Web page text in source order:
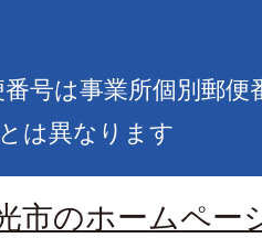
号は事業所個別郵
は異なります
市のホームペー